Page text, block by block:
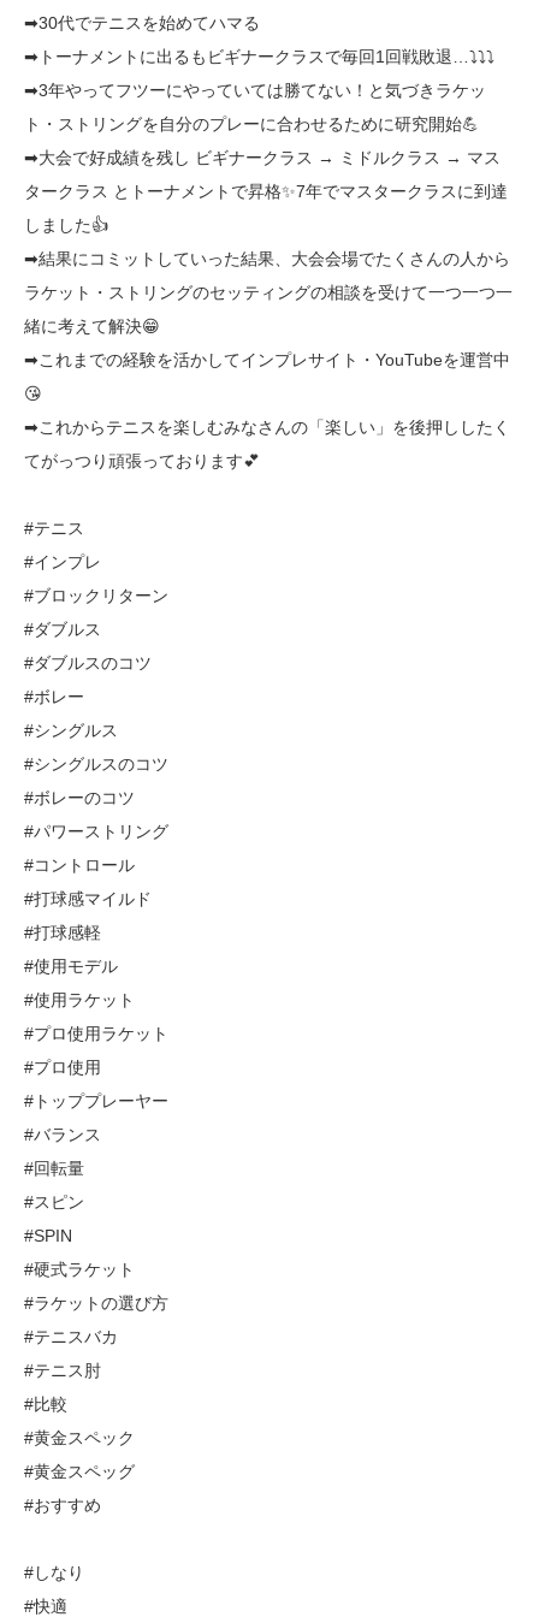
➡30代でテニスを始めてハマる
➡トーナメントに出るもビギナークラスで毎回1回戦敗退…⤵⤵⤵
➡3年やってフツーにやっていては勝てない！と気づきラケッ
ト・ストリングを自分のプレーに合わせるために研究開始💪
➡大会で好成績を残し ビギナークラス → ミドルクラス → マス
タークラス とトーナメントで昇格✨7年でマスタークラスに到達
しました👍
➡結果にコミットしていった結果、大会会場でたくさんの人から
ラケット・ストリングのセッティングの相談を受けて一つ一つ一
緒に考えて解決😁
➡これまでの経験を活かしてインプレサイト・YouTubeを運営中
😘
➡これからテニスを楽しむみなさんの「楽しい」を後押ししたく
てがっつり頑張っております💕
#テニス
#インプレ
#ブロックリターン
#ダブルス
#ダブルスのコツ
#ボレー
#シングルス
#シングルスのコツ
#ボレーのコツ
#パワーストリング
#コントロール
#打球感マイルド
#打球感軽
#使用モデル
#使用ラケット
#プロ使用ラケット
#プロ使用
#トッププレーヤー
#バランス
#回転量
#スピン
#SPIN
#硬式ラケット
#ラケットの選び方
#テニスバカ
#テニス肘
#比較
#黄金スペック
#黄金スペッグ
#おすすめ
#しなり
#快適